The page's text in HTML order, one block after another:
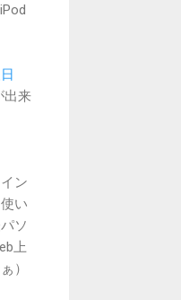
出来
ン
い
ソ
上
）